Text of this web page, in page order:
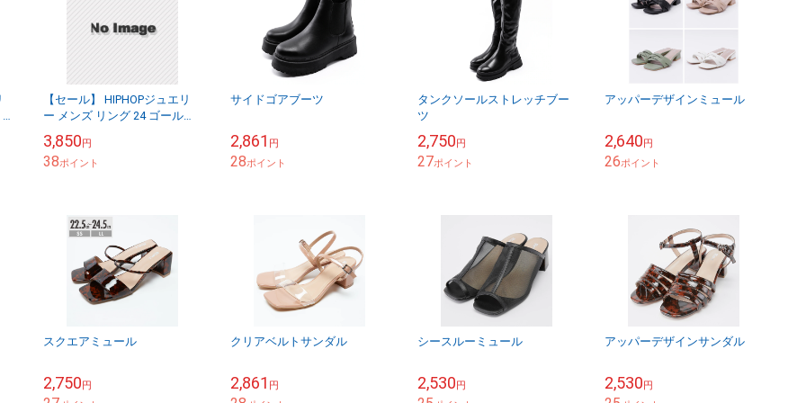
【セール】 HIPHOPジュエリ
ー メンズ リング 24 ゴールド
真鍮 ストリート スタイル ヒ
ッ...
3,850円
38ポイント
サイドゴアブーツ
2,861 円
28ポイント
タンクソールストレッチブー
ツ
2,750円
27ポイント
アッパーデザインミュール
2,640円
26ポイント
スクエアミュール
2,750円
クリアベルトサンダル
2,861 円
シースルーミュール
2,530円
アッパーデザインサンダル
2,530円